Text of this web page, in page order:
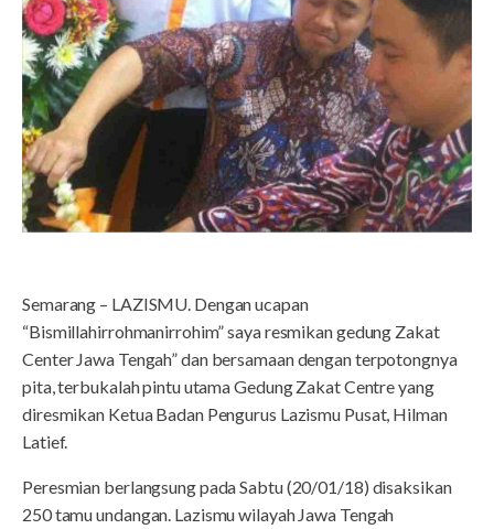
Semarang – LAZISMU. Dengan ucapan
“Bismillahirrohmanirrohim” saya resmikan gedung Zakat
Center Jawa Tengah” dan bersamaan dengan terpotongnya
pita, terbukalah pintu utama Gedung Zakat Centre yang
diresmikan Ketua Badan Pengurus Lazismu Pusat, Hilman
Latief.
Peresmian berlangsung pada Sabtu (20/01/18) disaksikan
250 tamu undangan. Lazismu wilayah Jawa Tengah